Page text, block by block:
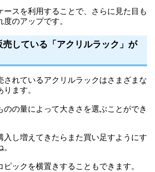
ースを利用することで、さらに見た目も
のアップです。
売している「アクリルラック」が
されているアクリルラックはさまざまな
ます。
のの量によって大きさを選ぶことができ
入し増えてきたらまた買い足すようにす
ピックを横置きすることもできます。